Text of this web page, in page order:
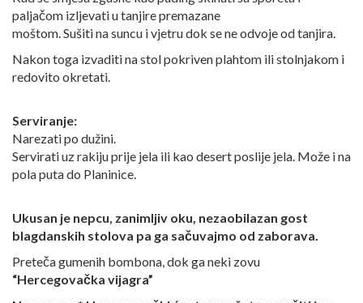
paljačom izljevati u tanjire premazane
moštom. Sušiti na suncu i vjetru dok se ne odvoje od tanjira.
Nakon toga izvaditi na stol pokriven plahtom ili stolnjakom i
redovito okretati.
Serviranje:
Narezati po dužini.
Servirati uz rakiju prije jela ili kao desert poslije jela. Može i na
pola puta do Planinice.
Ukusan je nepcu, zanimljiv oku, nezaobilazan gost
blagdanskih stolova pa ga sačuvajmo od zaborava.
Preteča gumenih bombona, dok ga neki zovu
“Hercegovačka vijagra”